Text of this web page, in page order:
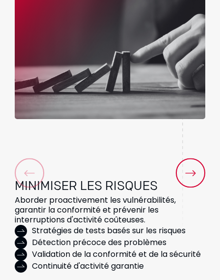
MINIMISER LES RISQUES
Aborder proactivement les vulnérabilités,
garantir la conformité et prévenir les
interruptions d'activité coûteuses.
Stratégies de tests basés sur les risques
Détection précoce des problèmes
Validation de la conformité et de la sécurité
Continuité d'activité garantie